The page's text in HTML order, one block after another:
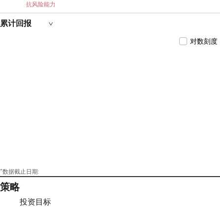
抗风险能力
累计回报
对数刻度
*数据截止日期:
策略
投资目标